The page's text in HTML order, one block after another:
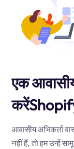
एक
आवासीय अभिकर्ता
नहीं हैं, तो हम उन्हें